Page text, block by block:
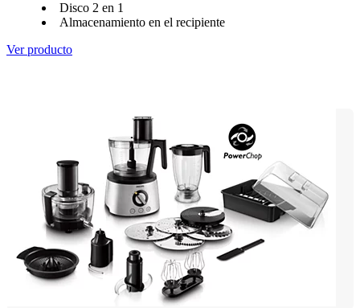
Disco 2 en 1
Almacenamiento en el recipiente
Ver producto